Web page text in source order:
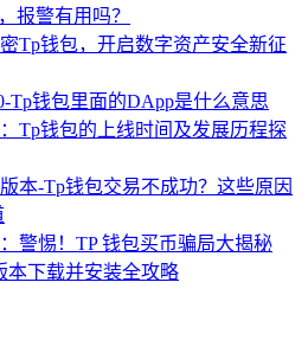
报警有用吗？
Tp钱包，开启数字资产安全新征
Tp钱包里面的DApp是什么意思
Tp钱包的上线时间及发展历程探
本-Tp钱包交易不成功？这些原因
警惕！TP 钱包买币骗局大揭秘
本下载并安装全攻略